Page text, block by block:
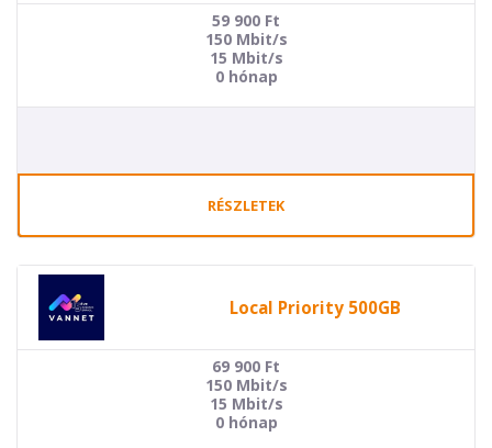
59 900 Ft
150 Mbit/s
15 Mbit/s
0 hónap
RÉSZLETEK
Local Priority 500GB
69 900 Ft
150 Mbit/s
15 Mbit/s
0 hónap